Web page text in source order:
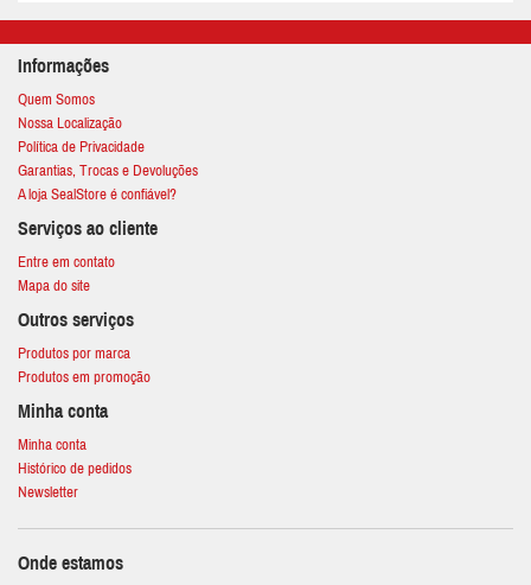
Informações
Quem Somos
Nossa Localização
Política de Privacidade
Garantias, Trocas e Devoluções
A loja SealStore é confiável?
Serviços ao cliente
Entre em contato
Mapa do site
Outros serviços
Produtos por marca
Produtos em promoção
Minha conta
Minha conta
Histórico de pedidos
Newsletter
Onde estamos